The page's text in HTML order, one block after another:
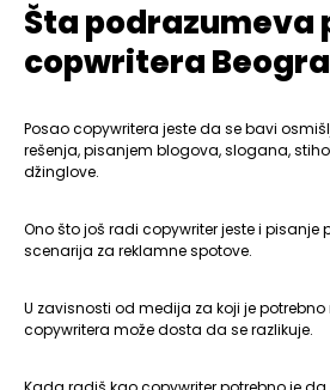
Šta podrazumeva
copwritera
Posao copywritera jeste da se bavi
rešenja, pisanjem blogova, slogana,
džinglove.
Ono što još radi copywriter jeste i
scenarija za reklamne spotove.
U zavisnosti od medija za koji je
copywritera može dosta da se razlikuje.